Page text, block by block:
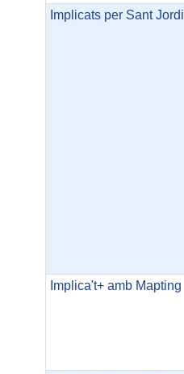
Implicats per Sant Jordi
Implica't+ amb Mapting